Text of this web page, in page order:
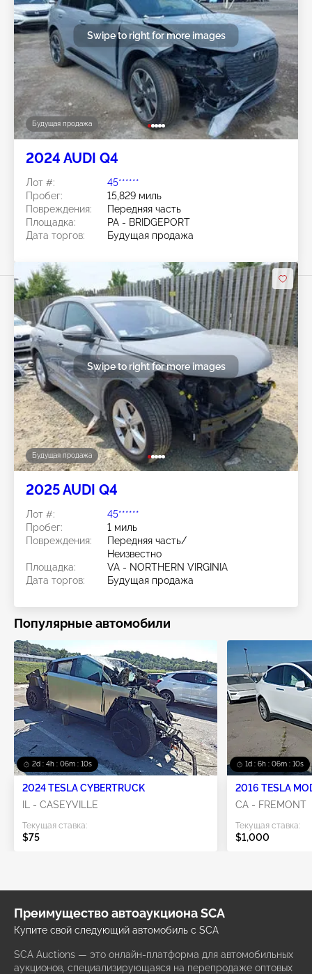
Будущая продажа
Swipe to right for more images
2024 AUDI Q4
Лот #:
45******
Пробег:
15,829 миль
Повреждения:
Передняя часть
Площадка:
PA - BRIDGEPORT
Дата торгов:
Будущая продажа
Будущая продажа
Swipe to right for more images
2025 AUDI Q4
Лот #:
45******
Пробег:
1 миль
Повреждения:
Передняя часть/
Неизвестно
Площадка:
VA - NORTHERN VIRGINIA
Дата торгов:
Будущая продажа
Популярные автомобили
2d : 4h : 06m : 10s
2024 TESLA CYBERTRUCK
IL - CASEYVILLE
Текущая ставка:
$75
1d : 6h : 06m : 10s
2016 TESLA
CA - FREMONT
Текущая ставка:
$1,000
Преимущество автоаукциона SCA
Купите свой следующий автомобиль с SCA
SCA Auctions — это онлайн-платформа для автомобильных
аукционов, специализирующаяся на перепродаже оптовых